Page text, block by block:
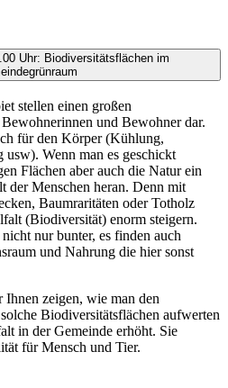
Uhr: Biodiversitätsflächen im
stellen einen großen
und Bewohner dar.
für den Körper (Kühlung,
usw). Wenn man es geschickt
Flächen aber auch die Natur ein
der Menschen heran. Denn mit
Baumraritäten oder Totholz
(Biodiversität) enorm steigern.
nur bunter, es finden auch
und Nahrung die hier sonst
zeigen, wie man den
Biodiversitätsflächen aufwerten
in der Gemeinde erhöht. Sie
für Mensch und Tier.